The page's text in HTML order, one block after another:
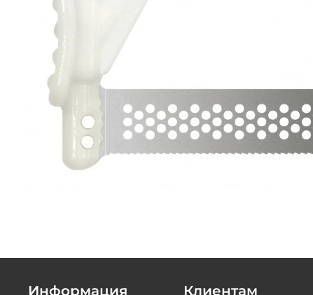
Информация Клиентам